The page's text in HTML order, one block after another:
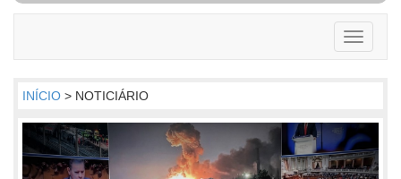
Toggle
INÍCIO > NOTICIÁRIO